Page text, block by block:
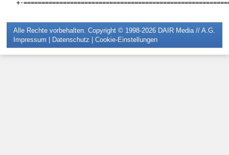
Alle Rechte vorbehalten. Copyright © 1998-2026 DAIR Media // A.G.
Impressum | Datenschutz | Cookie-Einstellungen